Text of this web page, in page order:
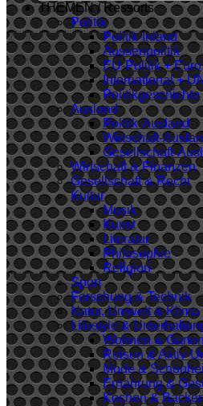
THEMEN / Ressorts
Politik
Politik-Inland
Aussenpolitik
EU-Politik + Euro
International +
Politikgeschichte
Ausland
Politik-Ausland
Wirtschaft-
Gesellschaft-
Wirtschaft & Finanzen
Gesellschaft & Recht
Kultur
Musik
Kunst
Literatur
Philosophie
Religion
Sport
Forschung & Technik
Natur, Umwelt & Klima
Lifestyle &
Wohnen &
Reisen & Aktiv-
Mode &
Ernährung &
Kochen &